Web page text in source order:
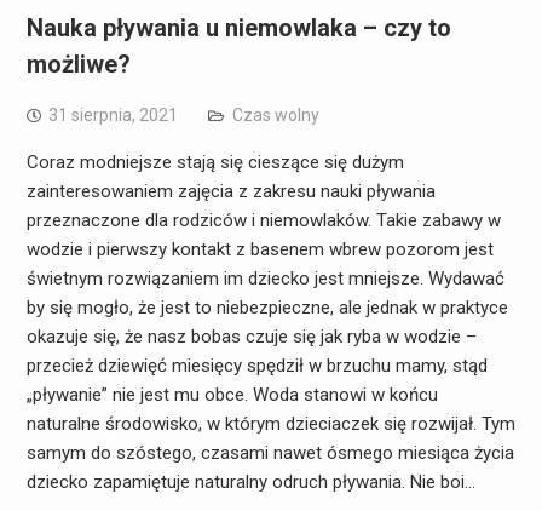
Nauka pływania u niemowlaka – czy to
możliwe?
31 sierpnia, 2021 Czas wolny
Coraz modniejsze stają się cieszące się dużym
zainteresowaniem zajęcia z zakresu nauki pływania
przeznaczone dla rodziców i niemowlaków. Takie zabawy w
wodzie i pierwszy kontakt z basenem wbrew pozorom jest
świetnym rozwiązaniem im dziecko jest mniejsze. Wydawać
by się mogło, że jest to niebezpieczne, ale jednak w praktyce
okazuje się, że nasz bobas czuje się jak ryba w wodzie –
przecież dziewięć miesięcy spędził w brzuchu mamy, stąd
„pływanie” nie jest mu obce. Woda stanowi w końcu
naturalne środowisko, w którym dzieciaczek się rozwijał. Tym
samym do szóstego, czasami nawet ósmego miesiąca życia
dziecko zapamiętuje naturalny odruch pływania. Nie boi…